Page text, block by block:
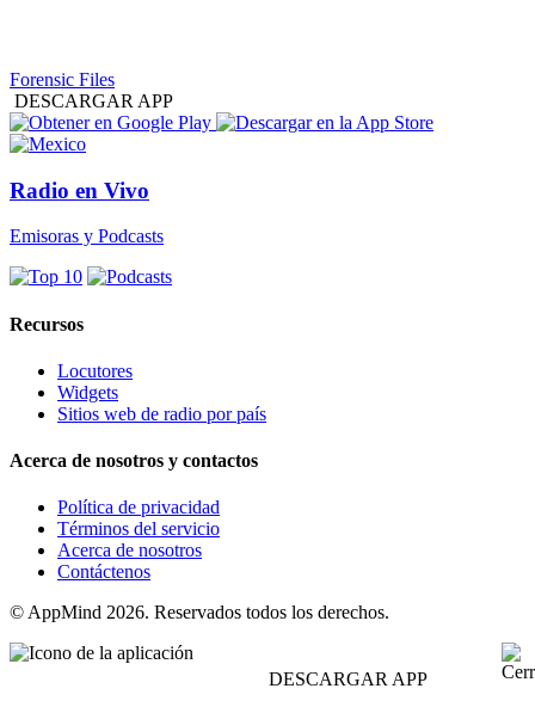
Forensic Files
DESCARGAR APP
Radio en Vivo
Emisoras y Podcasts
Recursos
Locutores
Widgets
Sitios web de radio por país
Acerca de nosotros y contactos
Política de privacidad
Términos del servicio
Acerca de nosotros
Contáctenos
© AppMind 2026. Reservados todos los derechos.
DESCARGAR APP